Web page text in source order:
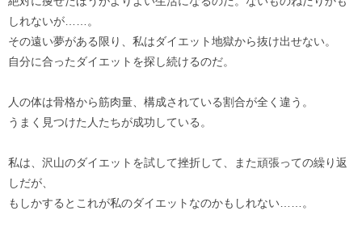
しれないが……。
その遠い夢がある限り、私はダイエット地獄から抜け出せない。
自分に合ったダイエットを探し続けるのだ。
人の体は骨格から筋肉量、構成されている割合が全く違う。
うまく見つけた人たちが成功している。
私は、沢山のダイエットを試して挫折して、また頑張っての繰り返
しだが、
もしかするとこれが私のダイエットなのかもしれない……。